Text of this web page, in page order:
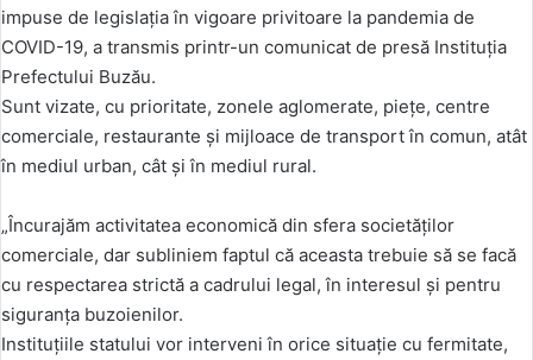
impuse de legislația în vigoare privitoare la pandemia de
COVID-19, a transmis printr-un comunicat de presă Instituția
Prefectului Buzău.
Sunt vizate, cu prioritate, zonele aglomerate, piețe, centre
comerciale, restaurante și mijloace de transport în comun, atât
în mediul urban, cât și în mediul rural.
„Încurajăm activitatea economică din sfera societăților
comerciale, dar subliniem faptul că aceasta trebuie să se facă
cu respectarea strictă a cadrului legal, în interesul și pentru
siguranța buzoienilor.
Instituțiile statului vor interveni în orice situație cu fermitate,